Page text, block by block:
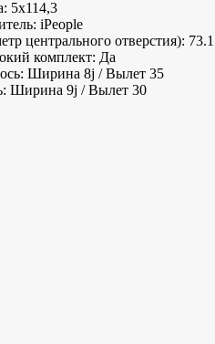
5х114,3
iPeople
центрального отверстия): 73.1
комплект: Да
Ширина 8j / Вылет 35
Ширина 9j / Вылет 30